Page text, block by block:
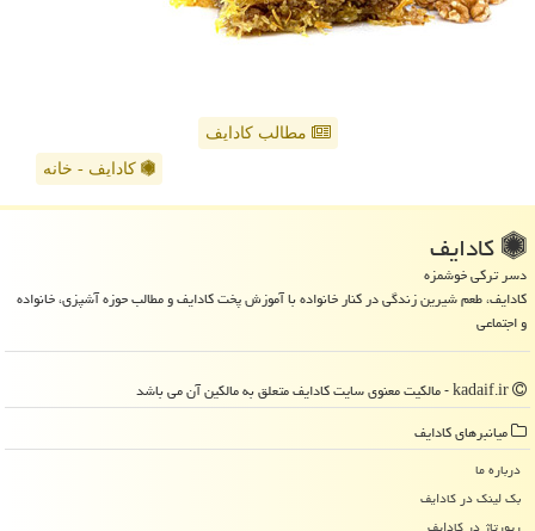
مطالب کادایف
کادایف - خانه
كادایف
دسر ترکی خوشمزه
کادایف، طعم شیرین زندگی در کنار خانواده با آموزش پخت کادایف و مطالب حوزه آشپزی، خانواده
و اجتماعی
میانبرهای كادایف
درباره ما
بک لینک در كادایف